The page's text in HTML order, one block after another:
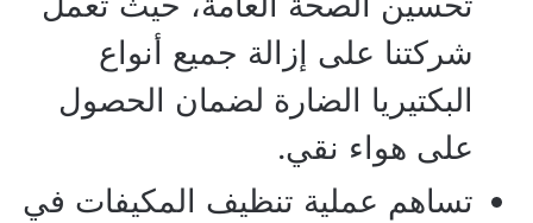
شركتنا على إزالة جميع أنواع
البكتيريا الضارة لضمان الحصول
على هواء نقي.
تساهم عملية تنظيف المكيفات في